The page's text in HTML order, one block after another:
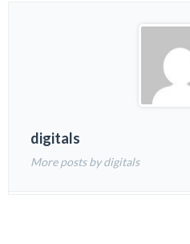
digitals
More posts by digitals